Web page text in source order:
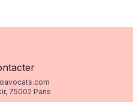
75002 Paris